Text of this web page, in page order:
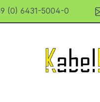
springen
(0) 6431-5004-0